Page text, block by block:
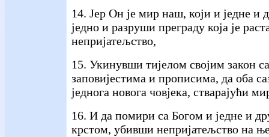
14. Јер Он је мир наш, који и једне и
једно и разруши преграду која је
непријатељство,
15. Укинувши тијелом својим закон
заповијестима и прописима, да оба
једнога новога човјека, стварајући
16. И да помири са Богом и једне и
крстом, убивши непријатељство на